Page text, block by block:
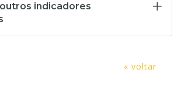
indicadores
« voltar